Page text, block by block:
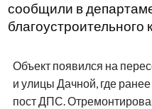
сообщили в
благоустроительного
Объект появился на
и улицы Дачной, где
пост ДПС.